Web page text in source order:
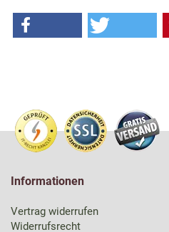
Informationen
Vertrag widerrufen
Widerrufsrecht